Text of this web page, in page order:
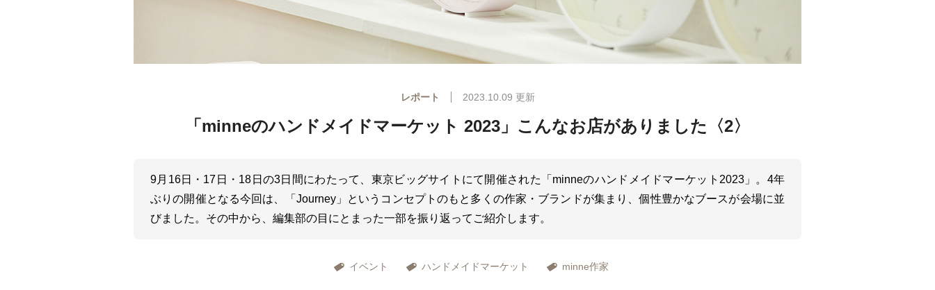
レポート 2023.10.09 更新
「minneのハンドメイドマーケット 2023」こんなお店がありました〈2〉
9月16日・17日・18日の3日間にわたって、東京ビッグサイトにて開催された「minneのハンドメイドマーケット2023」。4年
ぶりの開催となる今回は、「Journey」というコンセプトのもと多くの作家・ブランドが集まり、個性豊かなブースが会場に並
びました。その中から、編集部の目にとまった一部を振り返ってご紹介します。
イベント ハンドメイドマーケット minne作家